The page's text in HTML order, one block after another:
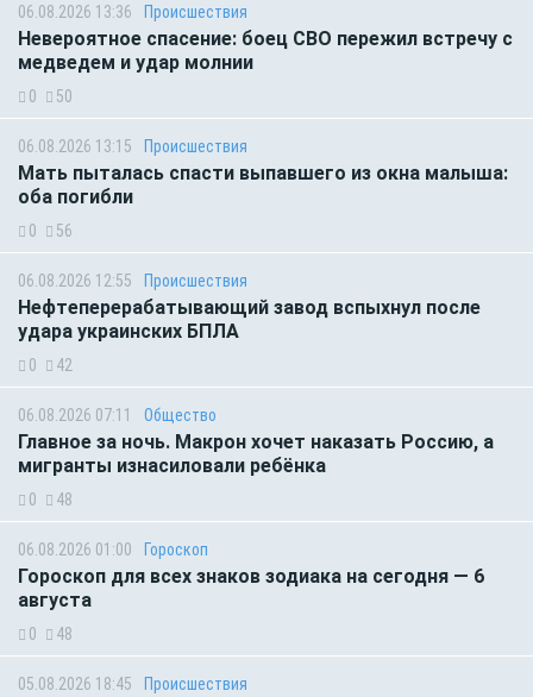
06.08.2026 13:36 Происшествия
Невероятное спасение: боец СВО пережил встречу с
медведем и удар молнии
0 50
06.08.2026 13:15 Происшествия
Мать пыталась спасти выпавшего из окна малыша:
оба погибли
0 56
06.08.2026 12:55 Происшествия
Нефтеперерабатывающий завод вспыхнул после
удара украинских БПЛА
0 42
06.08.2026 07:11 Общество
Главное за ночь. Макрон хочет наказать Россию, а
мигранты изнасиловали ребёнка
0 48
06.08.2026 01:00 Гороскоп
Гороскоп для всех знаков зодиака на сегодня — 6
августа
0 48
05.08.2026 18:45 Происшествия